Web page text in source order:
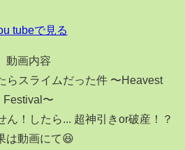
tubeで見る
動画内容
らスライムだった件 〜Heavest
Festival〜
ん！したら... 超神引きor破産！？
は動画にて😆